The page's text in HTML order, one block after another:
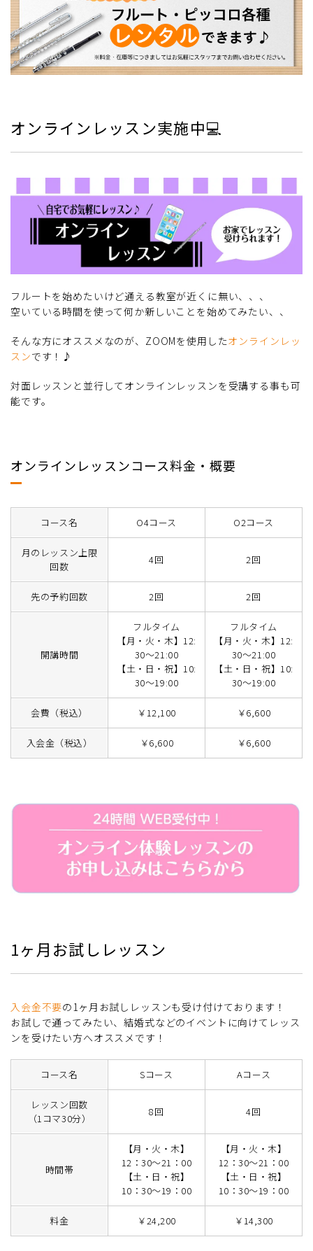
オンラインレッスン実施中💻
フルートを始めたいけど通える教室が近くに無い、、、
空いている時間を使って何か新しいことを始めてみたい、、
そんな方にオススメなのが、ZOOMを使用したオンラインレッ
スンです！♪
対面レッスンと並行してオンラインレッスンを受講する事も可
能です。
オンラインレッスンコース料金・概要
コース名 O4コース O2コース
月のレッスン上限
回数
4回 2回
先の予約回数 2回 2回
開講時間
フルタイム
【月・火・木】12:
30～21:00
【土・日・祝】10:
30～19:00
フルタイム
【月・火・木】12:
30～21:00
【土・日・祝】10:
30～19:00
会費（税込） ￥12,100 ￥6,600
入会金（税込） ￥6,600 ￥6,600
1ヶ月お試しレッスン
入会金不要の1ヶ月お試しレッスンも受け付けております！
お試しで通ってみたい、結婚式などのイベントに向けてレッス
ンを受けたい方へオススメです！
コース名 Sコース Aコース
レッスン回数
（1コマ30分）
8回 4回
時間帯
【月・火・木】
12：30～21：00
【土・日・祝】
10：30～19：00
【月・火・木】
12：30～21：00
【土・日・祝】
10：30～19：00
料金 ￥24,200 ￥14,300